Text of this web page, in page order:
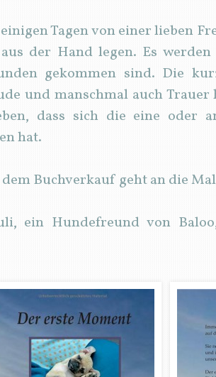
Tagen von einer lieben
der Hand legen. Es
gekommen sind. Die
und manschmal auch
dass sich die eine oder
hat.
dem Buchverkauf geht an die
ein Hundefreund von